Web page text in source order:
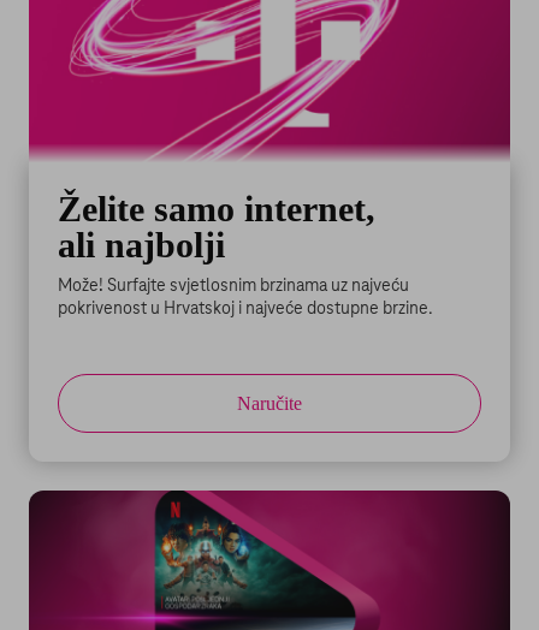
Želite samo internet,
ali najbolji
Može! Surfajte svjetlosnim brzinama uz najveću
pokrivenost u Hrvatskoj i najveće dostupne brzine.
Naručite